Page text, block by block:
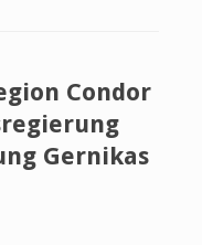
Condor
Gernikas